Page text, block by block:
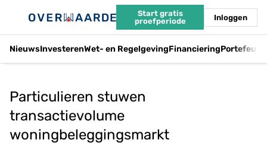
Start gratis
proefperiode
Inloggen
NieuwsInvesterenWet- en RegelgevingFinanciering
Particulieren stuwen
transactievolume
woningbeleggingsmarkt